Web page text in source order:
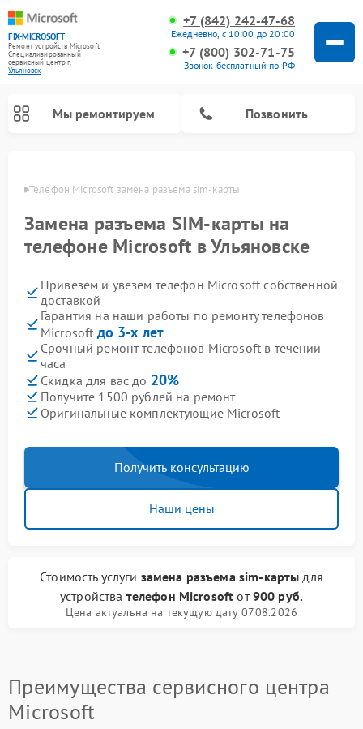
FIX-MICROSOFT
Ремонт устройств Microsoft
Специализированный
cервисный центр г.
Ульяновск
+7 (842) 242-47-68
Ежедневно, с 10:00 до 20:00
+7 (800) 302-71-75
Звонок бесплатный по РФ
Мы ремонтируем Позвонить
Телефон Microsoft замена разъема sim-карты
Замена разъема SIM-карты на
телефоне Microsoft в Ульяновске
Привезем и увезем телефон Microsoft собственной
доставкой
Гарантия на наши работы по ремонту телефонов
Microsoft до 3-х лет
Срочный ремонт телефонов Microsoft в течении
часа
Скидка для вас до 20%
Получите 1500 рублей на ремонт
Оригинальные комплектующие Microsoft
Получить консультацию
Наши цены
Стоимость услуги замена разъема sim-карты для
устройства телефон Microsoft от900 руб.
Цена актуальна на текущую дату 07.08.2026
Преимущества сервисного центра
Microsoft